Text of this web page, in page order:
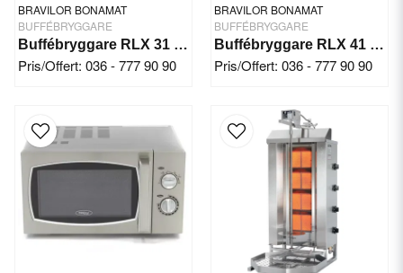
BRAVILOR BONAMAT
BUFFÉBRYGGARE
Buffébryggare RLX 31 400V Bonamat
Pris/Offert: 036 - 777 90 90
BRAVILOR BONAMAT
BUFFÉBRYGGARE
Buffébryggare RLX 41 230V Bonamat
Pris/Offert: 036 - 777 90 90